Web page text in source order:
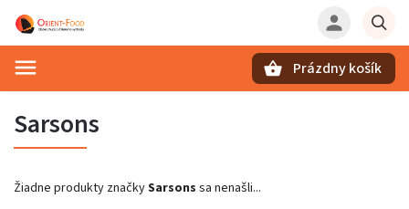
Prázdny košík
Sarsons
Žiadne produkty značkySarsons sa nenašli...